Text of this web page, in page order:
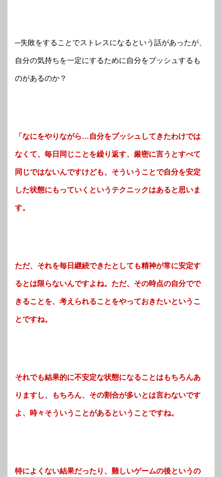
─失敗をすることでストレスになるという話があったが、
自分の気持ちを一定にするために自分をプッシュするも
のがあるのか？
「なにをやりながら…自分をプッシュしてきたわけでは
なくて、毎日同じことを繰り返す、厳密に言うとすべて
同じではないんですけども、そういうことで自分を安定
した状態にもっていくというテクニックはあると思いま
す。
ただ、それを毎日継続できたとしても精神が常に安定す
るとは限らないんですよね。ただ、その時点の自分でで
きることを、考えられることをやっておきたいというこ
とですね。
それでも結果的に不安定な状態になることはもちろんあ
りますし、もちろん、その割合が多いとは言わないです
よ、時々そういうことがあるということですね。
特によくない結果だったり、難しいゲームの後というの